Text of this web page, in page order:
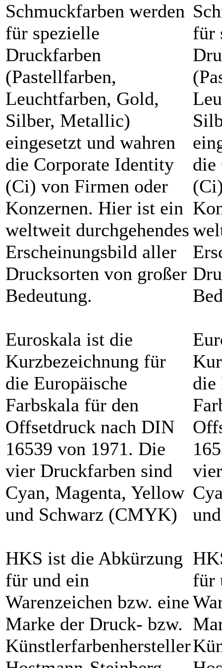
Schmuckfarben werden
für spezielle
Druckfarben
(Pastellfarben,
Leuchtfarben, Gold,
Silber, Metallic)
eingesetzt und wahren
die Corporate Identity
(Ci) von Firmen oder
Konzernen. Hier ist ein
weltweit durchgehendes
Erscheinungsbild aller
Drucksorten von großer
Bedeutung.
Euroskala ist die
Kurzbezeichnung für
die Europäische
Farbskala für den
Offsetdruck nach DIN
16539 von 1971. Die
vier Druckfarben sind
Cyan, Magenta, Yellow
und Schwarz (CMYK)
HKS ist die Abkürzung
für und ein
Warenzeichen bzw. eine
Marke der Druck- bzw.
Künstlerfarbenhersteller
für
die
die
für